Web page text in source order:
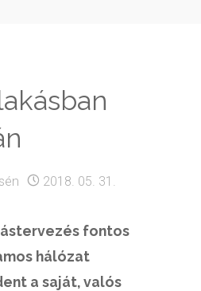
2018. 05. 31.
fontos
hálózat
a saját, valós